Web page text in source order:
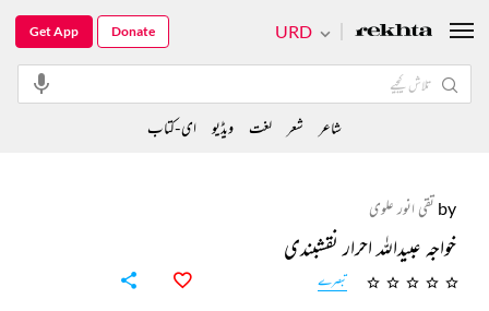
by تقی انور علوی
خواجہ عبیداللہ احرار نقشبندی
تبصرے
URD
Get App Donate
شاعر شعر لغت ویڈیو ای-کتاب